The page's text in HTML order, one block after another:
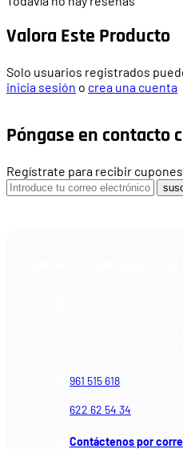
Valora Este Producto
Solo usuarios registrados
inicia sesión o crea una cuenta
Póngase en contacto
Regístrate para recibir
961 515 618
622 62 54 34
Contáctenos por